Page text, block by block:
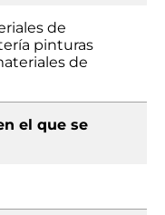
de
pinturas
de
el que se